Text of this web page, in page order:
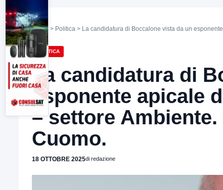
Home > Politica > La candidatura di Boccalone vista da un
POLITICA
La candidatura di
esponente apicale
– settore
Cuomo.
18 OTTOBRE 2025di redazione